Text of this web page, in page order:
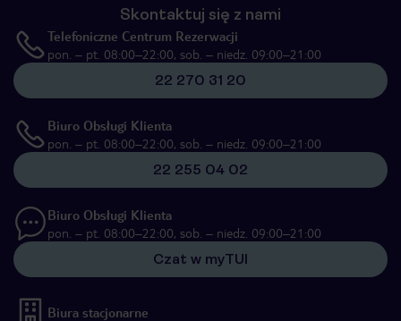
Skontaktuj się z nami
Telefoniczne Centrum Rezerwacji
pon. – pt. 08:00–22:00, sob. – niedz. 09:00–21:00
22 270 31 20
Biuro Obsługi Klienta
pon. – pt. 08:00–22:00, sob. – niedz. 09:00–21:00
22 255 04 02
Biuro Obsługi Klienta
pon. – pt. 08:00–22:00, sob. – niedz. 09:00–21:00
Czat w myTUI
Biura stacjonarne